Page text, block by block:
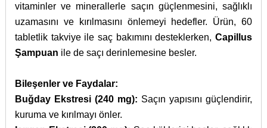
vitaminler ve minerallerle saçın güçlenmesini, sağlıklı
uzamasını ve kırılmasını önlemeyi hedefler. Ürün, 60
tabletlik takviye ile saç bakımını desteklerken,Capillus
Şampuan ile de saçı derinlemesine besler.
Bileşenler ve Faydalar:
Buğday Ekstresi (240 mg): Saçın yapısını güçlendirir,
kuruma ve kırılmayı önler.